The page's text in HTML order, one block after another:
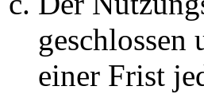
einer Frist